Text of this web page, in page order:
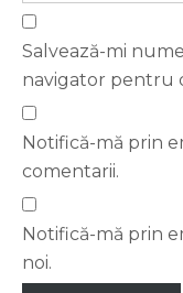
Salvează-mi
navigator pentru
Notifică-mă prin
comentarii.
Notifică-mă prin
noi.